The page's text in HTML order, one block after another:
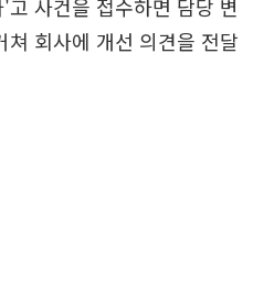
사건을 접수하면 담당 변
쳐 회사에 개선 의견을 전달